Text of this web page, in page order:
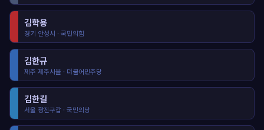
김학용
경기 안성시 · 국민의힘
김한규
제주 제주시을 · 더불어민주당
김한길
서울 광진구갑 · 국민의당